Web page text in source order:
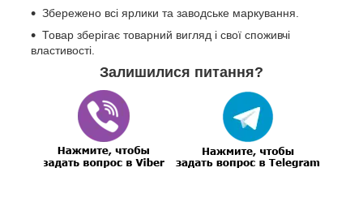
Збережено всі ярлики та заводське маркування.
Товар зберігає товарний вигляд і свої споживчі
властивості.
Залишилися питання?